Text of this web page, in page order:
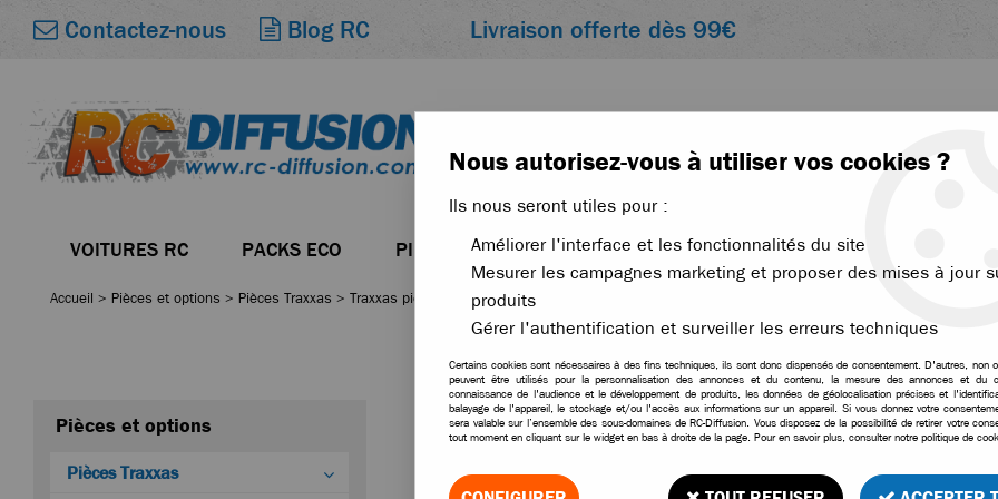
Contactez-nous Blog RC Livraison offerte dès 99€
VOITURES RC PACKS ECO PIÈCES ACCESSOIRES ÉLECTRONIQUE
Accueil > Pièces et options > Pièces Traxxas > Traxxas pièces pour E-Revo
PIÈCES TRAXXAS POUR E-REVO
Pièces et options
Pièces Traxxas
40 articles sur
Nous autorisez-vous à utiliser vos cookies ?
Ils nous seront utiles pour :
Améliorer l'interface et les fonctionnalités du site
Mesurer les campagnes marketing et proposer des mises à jour
produits
Gérer l'authentification et surveiller les erreurs techniques
Certains cookies sont nécessaires à des fins techniques, ils sont donc dispensés de consentement. D'autres, non
peuvent être utilisés pour la personnalisation des annonces et du contenu, la mesure des annonces et du
connaissance de l'audience et le développement de produits, les données de géolocalisation précises et
balayage de l'appareil, le stockage et/ou l'accès aux informations sur un appareil. Si vous donnez votre
sera valable sur l’ensemble des sous-domaines de RC-Diffusion. Vous disposez de la possibilité de retirer votre
tout moment en cliquant sur le widget en bas à droite de la page. Pour en savoir plus, consulter notre politique de